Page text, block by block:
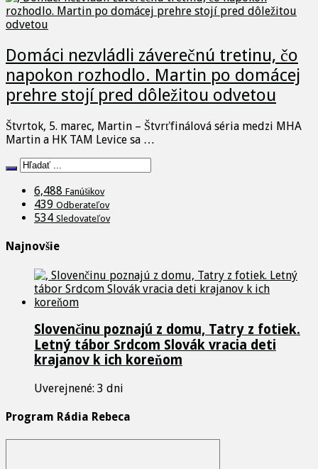
Domáci nezvládli záverečnú tretinu, čo
napokon rozhodlo. Martin po domácej
prehre stojí pred dôležitou odvetou
Štvrtok, 5. marec, Martin – Štvrťfinálová séria medzi MHA
Martin a HK TAM Levice sa …
6,488 Fanúšikov
439 Odberateľov
534 Sledovateľov
Najnovšie
Slovenčinu poznajú z domu, Tatry z fotiek.
Letný tábor Srdcom Slovák vracia deti
krajanov k ich koreňom
Uverejnené: 3 dni
Program Rádia Rebeca